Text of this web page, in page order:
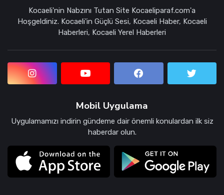
Kocaeli'nin Nabzını Tutan Site Kocaeliparaf.com'a
Hoşgeldiniz. Kocaeli'in Güçlü Sesi, Kocaeli Haber, Kocaeli
Haberleri, Kocaeli Yerel Haberleri
Mobil Uygulama
Uygulamamızı indirin gündeme dair önemli konulardan ilk siz
haberdar olun.